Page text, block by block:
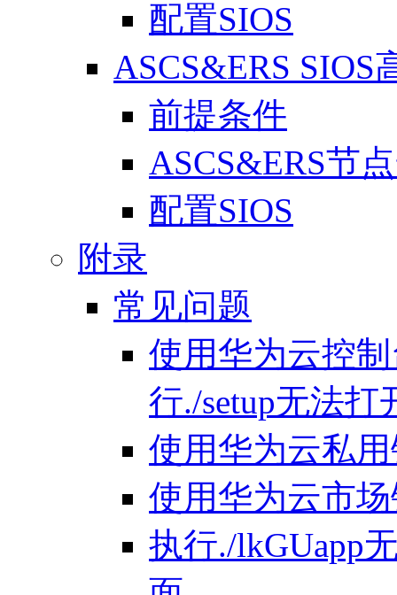
配置SIOS
ASCS&ERS SIOS
前提条件
ASCS&ERS节
配置SIOS
附录
常见问题
使用华为云控
行./setup无法打
使用华为云私
使用华为云市
执行./lkGUapp